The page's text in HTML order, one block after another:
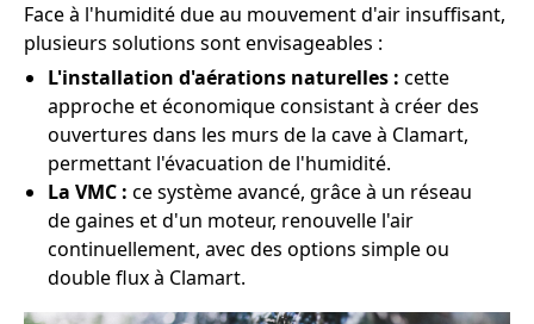
Face à l'humidité due au mouvement d'air insuffisant,
plusieurs solutions sont envisageables :
L'installation d'aérations naturelles : cette
approche et économique consistant à créer des
ouvertures dans les murs de la cave à Clamart,
permettant l'évacuation de l'humidité.
La VMC : ce système avancé, grâce à un réseau
de gaines et d'un moteur, renouvelle l'air
continuellement, avec des options simple ou
double flux à Clamart.